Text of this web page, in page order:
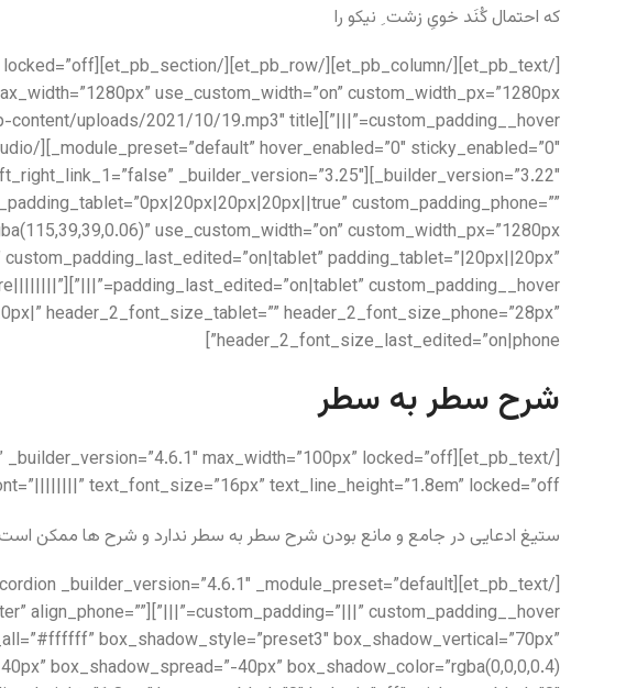
که احتمال کُنَد خویِ زشت ِ نیکو را
_builder_version=”3.25″
custom_padding_phone=””
padding_tablet=”|20px||20px”
Libre||||||||”
header_2_font_size_tablet=”” header_2_font_size_phone=”28px”
header_2_font_size_last_edited=”on|phone”]
شرح سطر به سطر
text_font_size=”16px” text_line_height=”1.8em” locked=”off”]
ستیغ ادعایی در جامع و مانع بودن شرح سطر به سطر ندارد و شرح ها ممکن است
align_phone=””
box_shadow_style=”preset3″ box_shadow_vertical=”70px”